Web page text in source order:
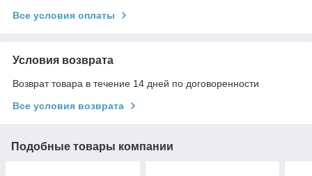
Все условия оплаты
Условия возврата
Возврат товара в течение 14 дней по договоренности
Все условия возврата
Подобные товары компании